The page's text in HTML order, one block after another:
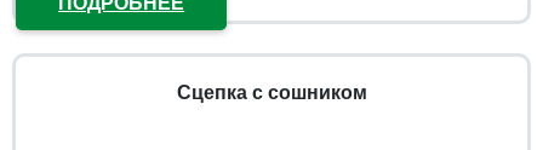
Сцепка с сошником